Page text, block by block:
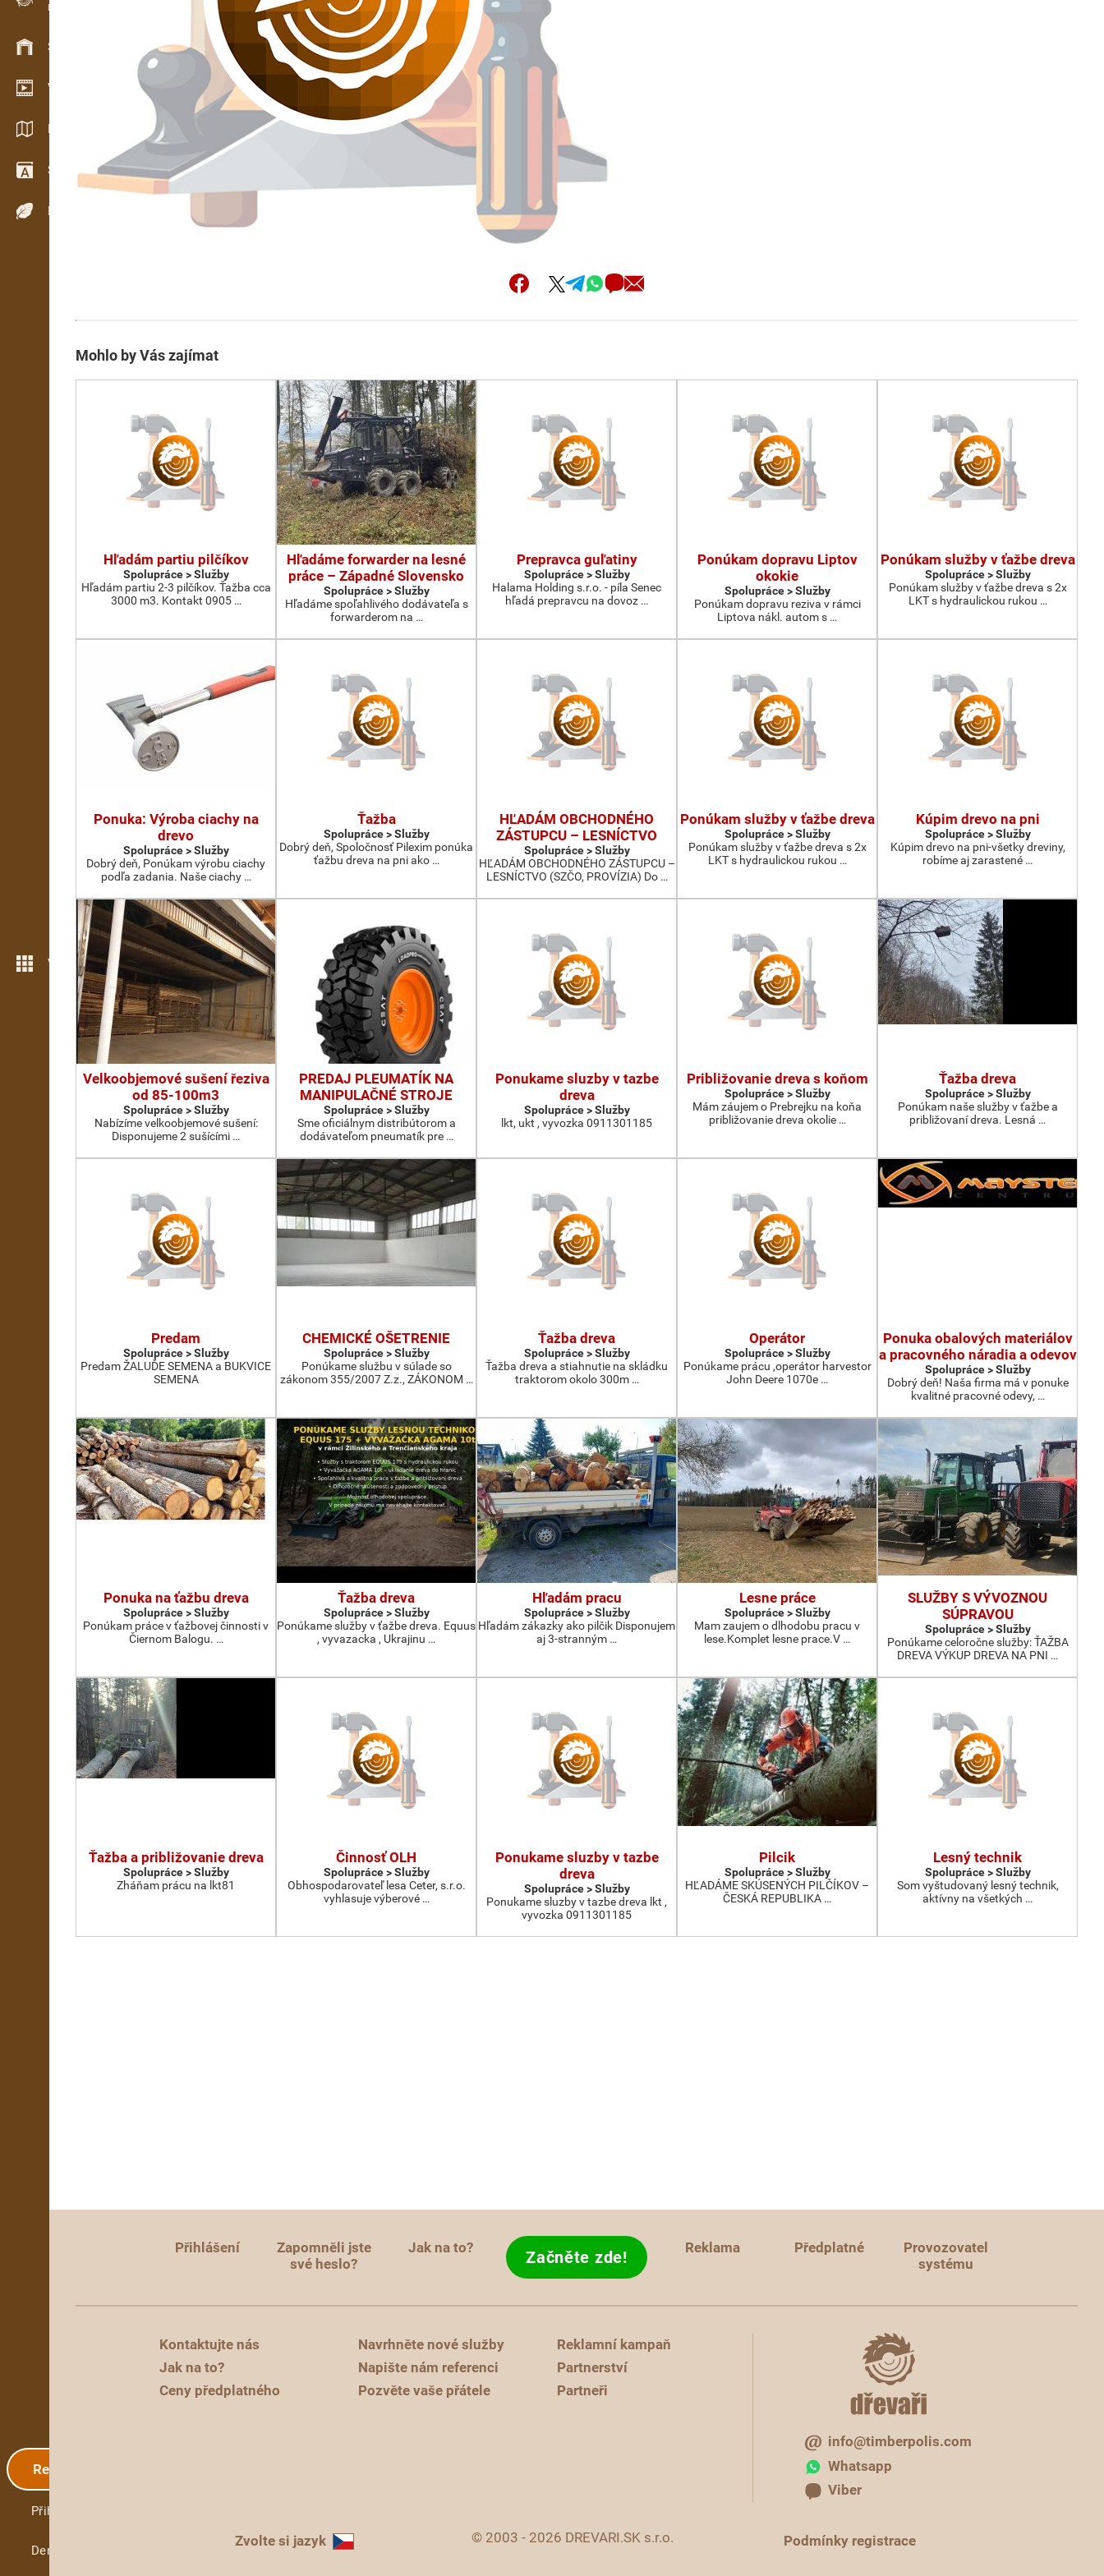
Evidence dřeva v terénu
Skladové hospodářství
Video showroom
Katalogy / Brožury
Slovník
Dřeviny
Více možností
Registrace
Přihlášení
Demo
Mohlo by Vás zajímat
Hľadám partiu pilčíkov
Spolupráce > Služby
Hľadám partiu 2-3 pilčíkov. Ťažba cca
3000 m3. Kontakt 0905 …
Hľadáme forwarder na lesné
práce – Západné Slovensko
Spolupráce > Služby
Hľadáme spoľahlivého dodávateľa s
forwarderom na …
Prepravca guľatiny
Spolupráce > Služby
Halama Holding s.r.o. - píla Senec
hľadá prepravcu na dovoz …
Ponúkam dopravu Liptov
okokie
Spolupráce > Služby
Ponúkam dopravu reziva v rámci
Liptova nákl. autom s …
Ponúkam služby v ťažbe dreva
Spolupráce > Služby
Ponúkam služby v ťažbe dreva s 2x
LKT s hydraulickou rukou …
Ponuka: Výroba ciachy na
drevo
Spolupráce > Služby
Dobrý deň, Ponúkam výrobu ciachy
podľa zadania. Naše ciachy …
Ťažba
Spolupráce > Služby
Dobrý deň, Spoločnosť Pilexim ponúka
ťažbu dreva na pni ako …
HĽADÁM OBCHODNÉHO
ZÁSTUPCU – LESNÍCTVO
Spolupráce > Služby
HĽADÁM OBCHODNÉHO ZÁSTUPCU –
LESNÍCTVO (SZČO, PROVÍZIA) Do …
Ponúkam služby v ťažbe dreva
Spolupráce > Služby
Ponúkam služby v ťažbe dreva s 2x
LKT s hydraulickou rukou …
Kúpim drevo na pni
Spolupráce > Služby
Kúpim drevo na pni-všetky dreviny,
robíme aj zarastené …
Velkoobjemové sušení řeziva
od 85-100m3
Spolupráce > Služby
Nabízíme velkoobjemové sušení:
Disponujeme 2 sušícími …
PREDAJ PLEUMATÍK NA
MANIPULAČNÉ STROJE
Spolupráce > Služby
Sme oficiálnym distribútorom a
dodávateľom pneumatík pre …
Ponukame sluzby v tazbe
dreva
Spolupráce > Služby
lkt, ukt , vyvozka 0911301185
Približovanie dreva s koňom
Spolupráce > Služby
Mám záujem o Prebrejku na koňa
približovanie dreva okolie …
Ťažba dreva
Spolupráce > Služby
Ponúkam naše služby v ťažbe a
približovaní dreva. Lesná …
Predam
Spolupráce > Služby
Predam ŽALUĎE SEMENA a BUKVICE
SEMENA
CHEMICKÉ OŠETRENIE
Spolupráce > Služby
Ponúkame službu v súlade so
zákonom 355/2007 Z.z., ZÁKONOM …
Ťažba dreva
Spolupráce > Služby
Ťažba dreva a stiahnutie na skládku
traktorom okolo 300m …
Operátor
Spolupráce > Služby
Ponúkame prácu ,operátor harvestor
John Deere 1070e …
Ponuka obalových materiálov
a pracovného náradia a odevov
Spolupráce > Služby
Dobrý deň! Naša firma má v ponuke
kvalitné pracovné odevy, …
Ponuka na ťažbu dreva
Spolupráce > Služby
Ponúkam práce v ťažbovej činnosti v
Čiernom Balogu. …
Ťažba dreva
Spolupráce > Služby
Ponúkame služby v ťažbe dreva. Equus
, vyvazacka , Ukrajinu …
Hľadám pracu
Spolupráce > Služby
Hľadám zákazky ako pilčik Disponujem
aj 3-stranným …
Lesne práce
Spolupráce > Služby
Mam zaujem o dlhodobu pracu v
lese.Komplet lesne prace.V …
SLUŽBY S VÝVOZNOU
SÚPRAVOU
Spolupráce > Služby
Ponúkame celoročne služby: ŤAŽBA
DREVA VÝKUP DREVA NA PNI …
Ťažba a približovanie dreva
Spolupráce > Služby
Zháňam prácu na lkt81
Činnosť OLH
Spolupráce > Služby
Obhospodarovateľ lesa Ceter, s.r.o.
vyhlasuje výberové …
Ponukame sluzby v tazbe
dreva
Spolupráce > Služby
Ponukame sluzby v tazbe dreva lkt ,
vyvozka 0911301185
Pilcik
Spolupráce > Služby
HĽADÁME SKÚSENÝCH PILČÍKOV –
ČESKÁ REPUBLIKA …
Lesný technik
Spolupráce > Služby
Som vyštudovaný lesný technik,
aktívny na všetkých …
Přihlášení
Zapomněli jste
své heslo?
Jak na to? Začněte zde! Reklama Předplatné
Provozovatel
systému
Kontaktujte nás
Jak na to?
Ceny předplatného
Navrhněte nové služby
Napište nám referenci
Pozvěte vaše přátele
Reklamní kampaň
Partnerství
Partneři
info@timberpolis.com
Whatsapp
Viber
Zvolte si jazyk © 2003 - 2026 DREVARI.SK s.r.o. Podmínky registrace